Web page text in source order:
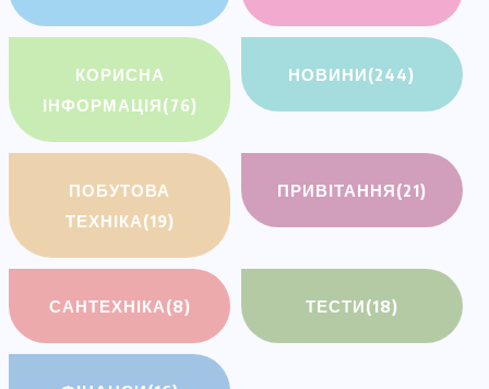
КОРИСНА
ІНФОРМАЦІЯ(76)
НОВИНИ(244)
ПОБУТОВА
ТЕХНІКА(19)
ПРИВІТАННЯ(21)
САНТЕХНІКА(8) ТЕСТИ(18)